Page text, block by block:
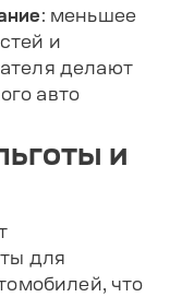
: меньшее
и
делают
авто
и
для
что